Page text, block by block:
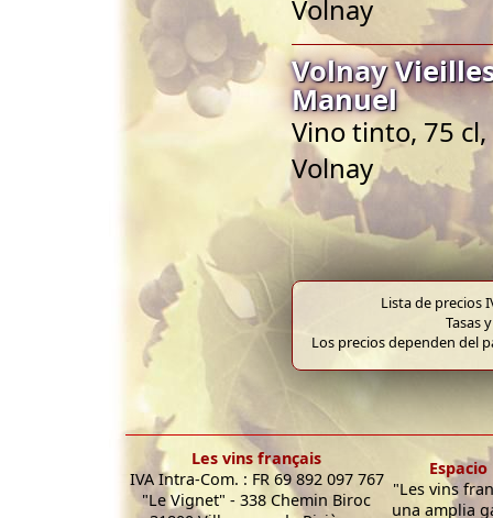
Volnay
Volnay
Manuel
Vino tinto, 75
Volnay
Lista de precios
Tasas
Los precios dependen del
Les vins français
IVA Intra-Com. : FR 69 892 097 767
"Le Vignet" - 338 Chemin Biroc
"Les vins
una amplia